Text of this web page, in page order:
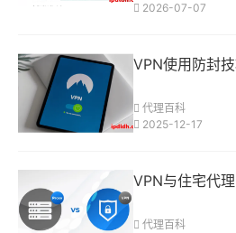
2026-07-07
VPN使用防封
代理百科
2025-12-17
VPN与住宅代
代理百科